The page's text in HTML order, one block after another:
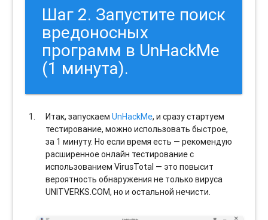
Шаг 2. Запустите поиск
вредоносных
программ в UnHackMe
(1 минута).
Итак, запускаемUnHackMe, и сразу стартуем
тестирование, можно использовать быстрое,
за 1 минуту. Но если время есть — рекомендую
расширенное онлайн тестирование с
использованием VirusTotal — это повысит
вероятность обнаружения не только вируса
UNITVERKS.COM, но и остальной нечисти.